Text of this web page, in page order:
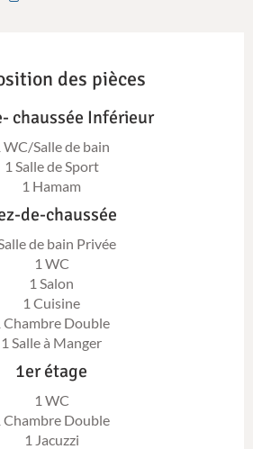
des pièces
chaussée Inférieur
WC/Salle de bain
1 Salle de Sport
1 Hamam
de-chaussée
de bain Privée
1 WC
1 Salon
1 Cuisine
Chambre Double
1 Salle à Manger
1er étage
1 WC
Chambre Double
1 Jacuzzi